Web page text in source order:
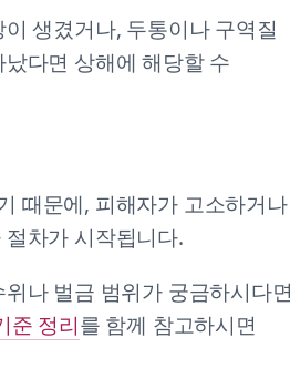
생겼거나, 두통이나 구역질
다면 상해에 해당할 수
때문에, 피해자가 고소하거나
차가 시작됩니다.
나 벌금 범위가 궁금하시다
준 정리를 함께 참고하시면